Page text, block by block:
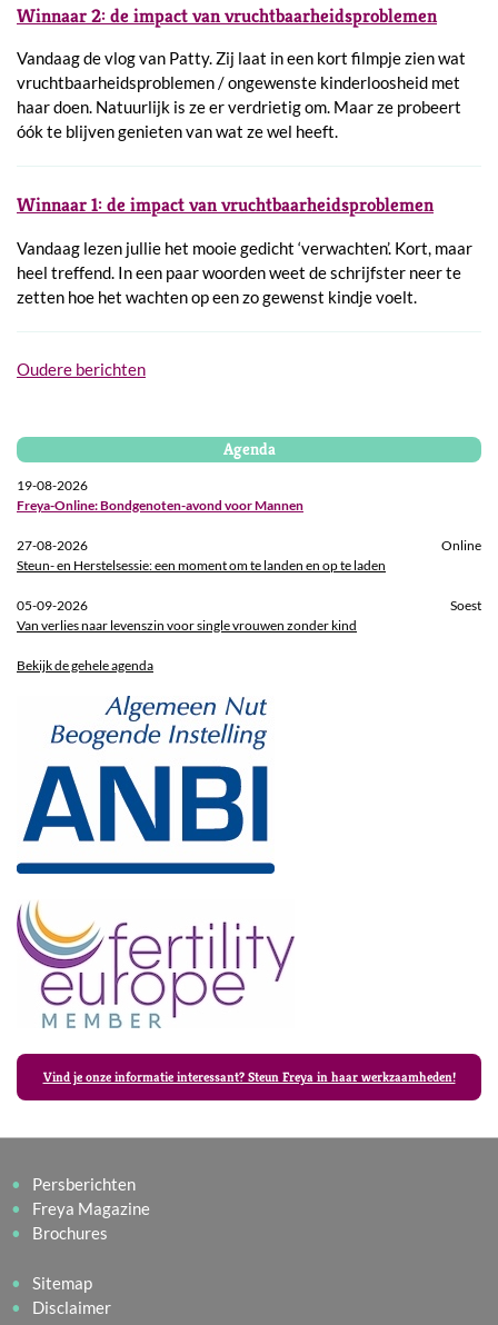
Winnaar 2: de impact van vruchtbaarheidsproblemen
Vandaag de vlog van Patty. Zij laat in een kort filmpje zien wat
vruchtbaarheidsproblemen / ongewenste kinderloosheid met
haar doen. Natuurlijk is ze er verdrietig om. Maar ze probeert
óók te blijven genieten van wat ze wel heeft.
Winnaar 1: de impact van vruchtbaarheidsproblemen
Vandaag lezen jullie het mooie gedicht ‘verwachten’. Kort, maar
heel treffend. In een paar woorden weet de schrijfster neer te
zetten hoe het wachten op een zo gewenst kindje voelt.
Berichtennavigatie
Oudere berichten
Agenda
19-08-2026
Freya-Online: Bondgenoten-avond voor Mannen
27-08-2026
Online
Steun- en Herstelsessie: een moment om te landen en op te laden
05-09-2026
Soest
Van verlies naar levenszin voor single vrouwen zonder kind
Bekijk de gehele agenda
Vind je onze informatie interessant? Steun Freya in haar werkzaamheden!
Persberichten
Freya Magazine
Brochures
Sitemap
Disclaimer